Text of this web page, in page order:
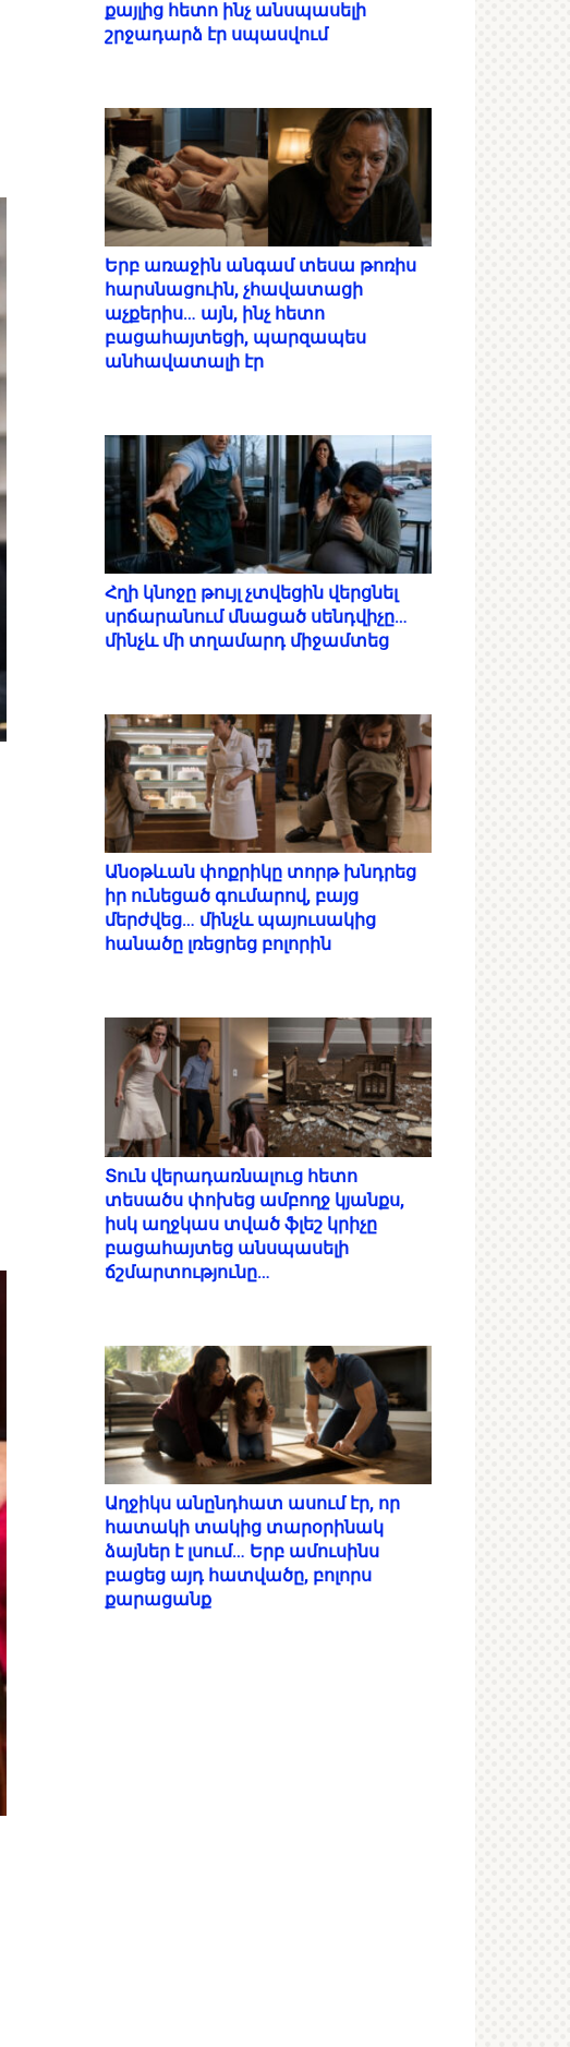
քայլից հետո ինչ անսպասելի
շրջադարձ էր սպասվում
Երբ առաջին անգամ տեսա թոռիս
հարսնացուին, չհավատացի
աչքերիս… այն, ինչ հետո
բացահայտեցի, պարզապես
անհավատալի էր
Հղի կնոջը թույլ չտվեցին վերցնել
սրճարանում մնացած սենդվիչը…
մինչև մի տղամարդ միջամտեց
Անօթևան փոքրիկը տորթ խնդրեց
իր ունեցած գումարով, բայց
մերժվեց… մինչև պայուսակից
հանածը լռեցրեց բոլորին
Տուն վերադառնալուց հետո
տեսածս փոխեց ամբողջ կյանքս,
իսկ աղջկաս տված ֆլեշ կրիչը
բացահայտեց անսպասելի
ճշմարտությունը…
Աղջիկս անընդհատ ասում էր, որ
հատակի տակից տարօրինակ
ձայներ է լսում… Երբ ամուսինս
բացեց այդ հատվածը, բոլորս
քարացանք